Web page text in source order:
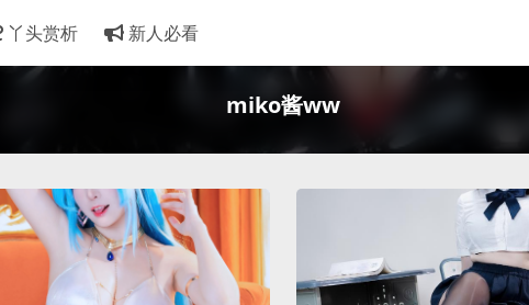
丫头赏析 新人必看
miko酱ww